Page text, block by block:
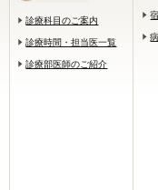
診療科目のご案内
診療時間・担当医一覧
診療部医師のご紹介